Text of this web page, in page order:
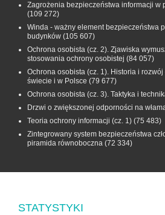
Zagrożenia bezpieczeństwa informacji w
(109 272)
Winda - ważny element bezpieczeństwa
budynków (105 607)
Ochrona osobista (cz. 2). Zjawiska
stosowania ochrony osobistej (84 057)
Ochrona osobista (cz. 1). Historia i
świecie i w Polsce (79 677)
Ochrona osobista (cz. 3). Taktyka i
Drzwi o zwiększonej odporności na
Teoria ochrony informacji (cz. 1) (75 483)
Zintegrowany system bezpieczeństwa
piramida równoboczna (72 334)
STATYSTYKI